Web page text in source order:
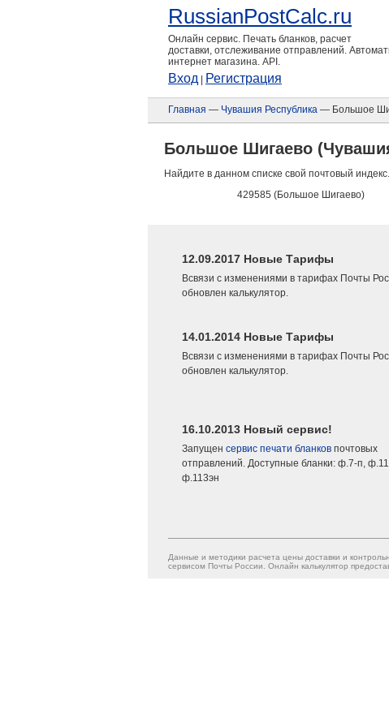
RussianPostCalc.ru
Онлайн сервис. Печать бланков, расчет
доставки, отслеживание отправлений.
интернет магазина. API.
Вход Регистрация
Главная — Чувашия Республика — Большое
Большое Шигаево
Найдите в данном списке свой почтовый
429585 (Большое Шигаево)
12.09.2017 Новые Тарифы
Всвязи с изменениями в тарифах Почты
обновлен калькулятор.
14.01.2014 Новые Тарифы
Всвязи с изменениями в тарифах Почты
обновлен калькулятор.
16.10.2013 Новый сервис!
Запущен сервис печати бланков почтовых
отправлений. Доступные бланки: ф.7-п,
ф.113эн
Данные и методики расчета цены доставки и
сервисом Почты России. Онлайн калькулятор